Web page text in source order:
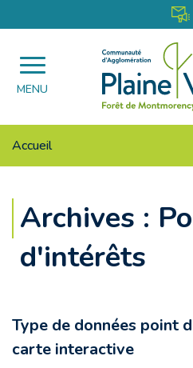
MENU
Agglomération
Plaine
Vallée
Accueil
Archives :
d'intérêts
Type de données point
carte interactive